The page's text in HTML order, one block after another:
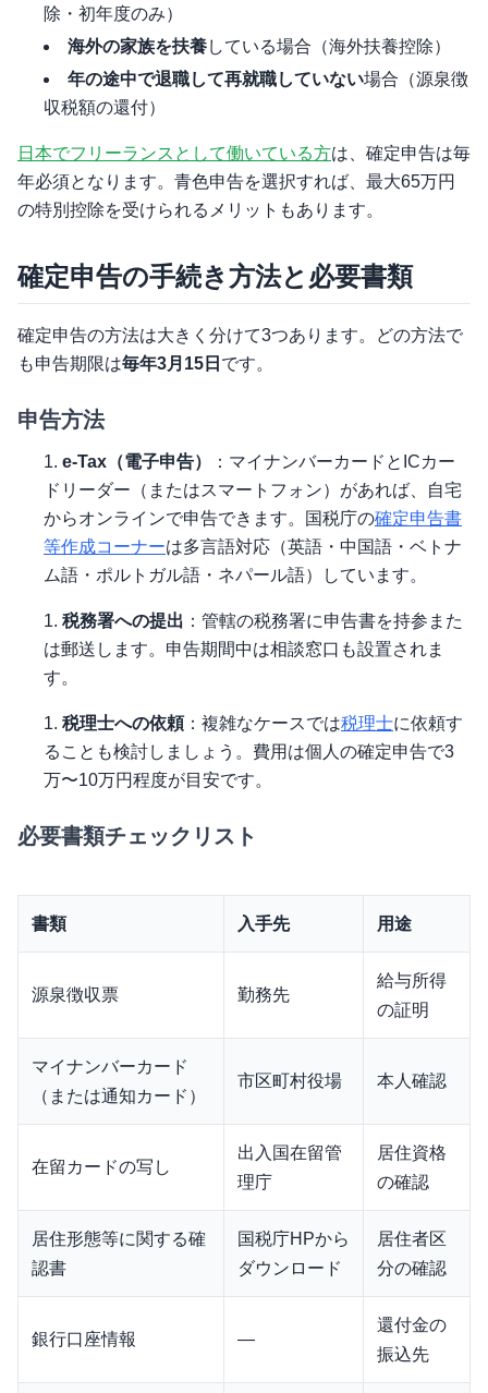
除・初年度のみ）
海外の家族を扶養している場合（海外扶養控除）
年の途中で退職して再就職していない場合（源泉徴
収税額の還付）
日本でフリーランスとして働いている方は、確定申告は毎
年必須となります。青色申告を選択すれば、最大65万円
の特別控除を受けられるメリットもあります。
確定申告の手続き方法と必要書類
確定申告の方法は大きく分けて3つあります。どの方法で
も申告期限は毎年3月15日 です。
申告方法
e-Tax（電子申告）
：マイナンバーカードとICカー
ドリーダー（またはスマートフォン）があれば、自宅
からオンラインで申告できます。国税庁の確定申告書
等作成コーナーは多言語対応（英語・中国語・ベトナ
ム語・ポルトガル語・ネパール語）しています。
税務署への提出 ：管轄の税務署に申告書を持参また
は郵送します。申告期間中は相談窓口も設置されま
す。
税理士への依頼：複雑なケースでは税理士に依頼す
ることも検討しましょう。費用は個人の確定申告で3
万〜10万円程度が目安です。
必要書類チェックリスト
書類 入手先 用途
源泉徴収票 勤務先
給与所得
の証明
マイナンバーカード
（または通知カード）
市区町村役場 本人確認
在留カードの写し
出入国在留管
理庁
居住資格
の確認
居住形態等に関する確
認書
国税庁HPから
ダウンロード
居住者区
分の確認
銀行口座情報 —
還付金の
振込先